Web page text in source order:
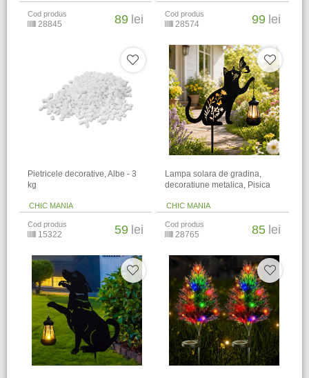
Cod produs
28845 89 lei Cod produs
28574 99 lei
Pietricele decorative, Albe - 3
kg
CHIC MANIA
Cod produs
15322 59 lei
Lampa solara de gradina,
decoratiune metalica, Pisica
CHIC MANIA
Cod produs
28765 85 lei